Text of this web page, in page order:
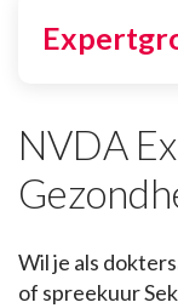
NVDA
Wil je als
of spreekuur